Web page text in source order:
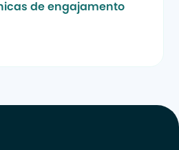
de engajamento